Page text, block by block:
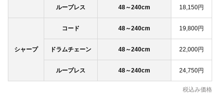
ループレス 48～240cm 18,150円
シャープ
コード 48～240cm 19,800円
ドラムチェーン 48～240cm 22,000円
ループレス 48～240cm 24,750円
税込み価格